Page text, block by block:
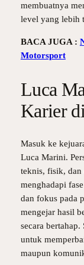
membuatnya
level yang lebih
BACA JUGA :
Motorsport
Luca
Karier
Masuk ke
Luca Marini.
teknis, fisik, dan
menghadapi
dan fokus pada
mengejar hasil
secara
untuk
maupun